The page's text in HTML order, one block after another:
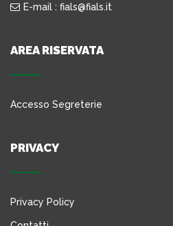
E-mail : fials@fials.it
AREA RISERVATA
Accesso Segreterie
PRIVACY
Privacy Policy